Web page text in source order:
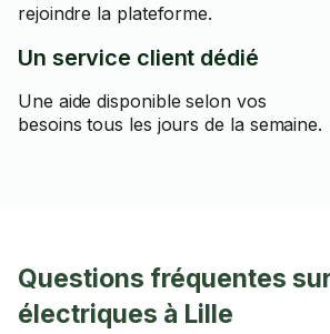
rejoindre la plateforme.
Un service client dédié
Une aide disponible selon vos
besoins tous les jours de la semaine.
Questions fréquentes
électriques à Lille